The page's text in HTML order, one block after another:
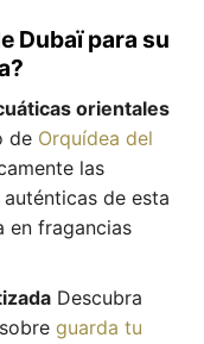
Dubaï para su
orientales
de Orquídea del
las
de esta
en fragancias
Descubra
guarda tu